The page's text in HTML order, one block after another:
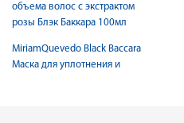
объема волос с экстрактом
розы Блэк Баккара 100мл
MiriamQuevedo Black Baccara
Маска для уплотнения и